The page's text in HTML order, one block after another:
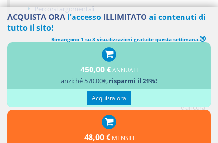
Percorsi argomentali
SEZIONE V Effetti della liquidazione giudiziale sui rapporti
giuridici pendenti (RAPPORTI PENDENTI)
è ancora
ACQUISTA ORA l'accesso ILLIMITATO ai contenuti di
tutto il sito!
Rimangono 1 su 3 visualizzazioni gratuite questa settimana.
450,00 €ANNUALI
anziché570.00€, risparmi il 21%!
Acquista ora
48,00 € MENSILI